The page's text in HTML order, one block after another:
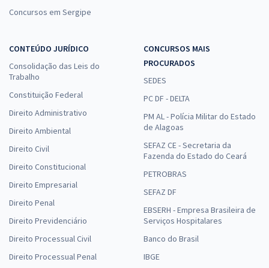
Concursos em Sergipe
CONTEÚDO JURÍDICO
Consolidação das Leis do
Trabalho
Constituição Federal
Direito Administrativo
Direito Ambiental
Direito Civil
Direito Constitucional
Direito Empresarial
Direito Penal
Direito Previdenciário
Direito Processual Civil
Direito Processual Penal
CONCURSOS MAIS
PROCURADOS
SEDES
PC DF - DELTA
PM AL - Polícia Militar do Estado
de Alagoas
SEFAZ CE - Secretaria da
Fazenda do Estado do Ceará
PETROBRAS
SEFAZ DF
EBSERH - Empresa Brasileira de
Serviços Hospitalares
Banco do Brasil
IBGE